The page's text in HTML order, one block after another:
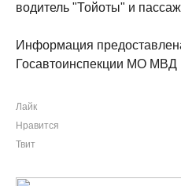
водитель "Тойоты" и
Информация
Госавтоинспекции МО МВД
Лайк
Нравится
Твит